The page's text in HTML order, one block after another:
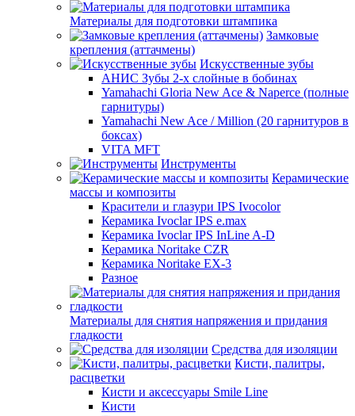
Материалы для подготовки штампика
Замковые
крепления (аттачмены)
Искусственные зубы
АНИС Зубы 2-х слойные в бобинах
Yamahachi Gloria New Ace & Naperce (полные
гарнитуры)
Yamahachi New Ace / Million (20 гарнитуров в
боксах)
VITA MFT
Инструменты
Керамические
массы и композиты
Красители и глазури IPS Ivocolor
Керамика Ivoclar IPS e.max
Керамика Ivoclar IPS InLine A-D
Керамика Noritake CZR
Керамика Noritake EX-3
Разное
Материалы для снятия напряжения и придания
гладкости
Средства для изоляции
Кисти, палитры,
расцветки
Кисти и аксессуары Smile Line
Кисти